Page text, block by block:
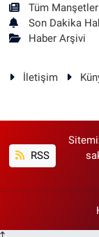
Tüm Manşetler
Son Dakika
Haber Arşivi
İletişim
RSS